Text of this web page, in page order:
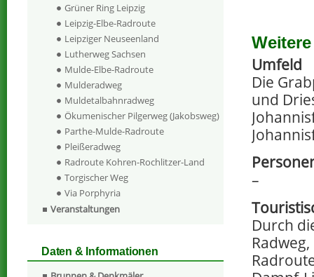
Umfeld
Die
und
–
Durch
Grüner Ring Leipzig
Leipzig-Elbe-Radroute
Leipziger Neuseenland
Lutherweg Sachsen
Mulde-Elbe-Radroute
Mulderadweg
Muldetalbahnradweg
Ökumenischer Pilgerweg (Jakobsweg)
Parthe-Mulde-Radroute
Pleißeradweg
Radroute Kohren-Rochlitzer-Land
Torgischer Weg
Via Porphyria
Veranstaltungen
Daten & Informationen